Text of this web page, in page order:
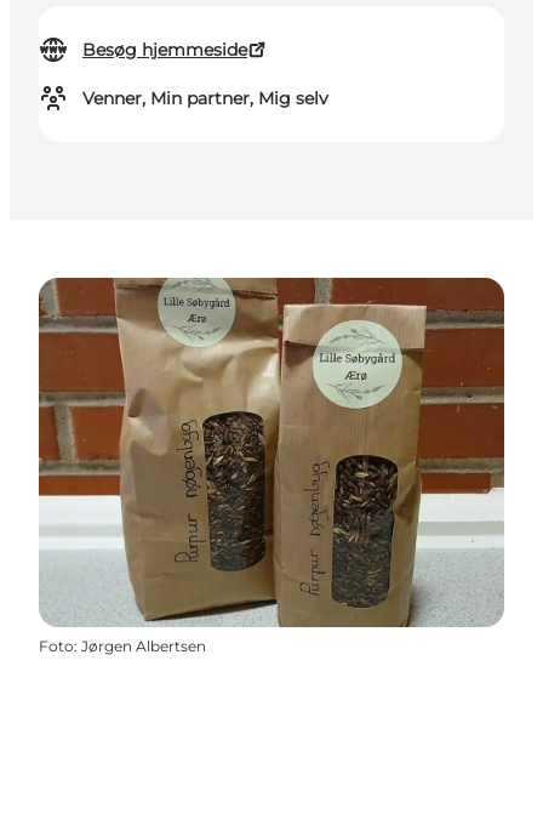
Besøg hjemmeside
Venner, Min partner, Mig selv
Foto: Jørgen Albertsen